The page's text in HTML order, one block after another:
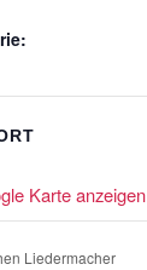
Karte anzeigen
Liedermacher